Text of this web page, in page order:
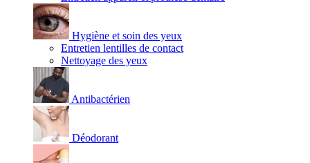
Hygiène et soin des yeux
Entretien lentilles de contact
Nettoyage des yeux
Antibactérien
Déodorant